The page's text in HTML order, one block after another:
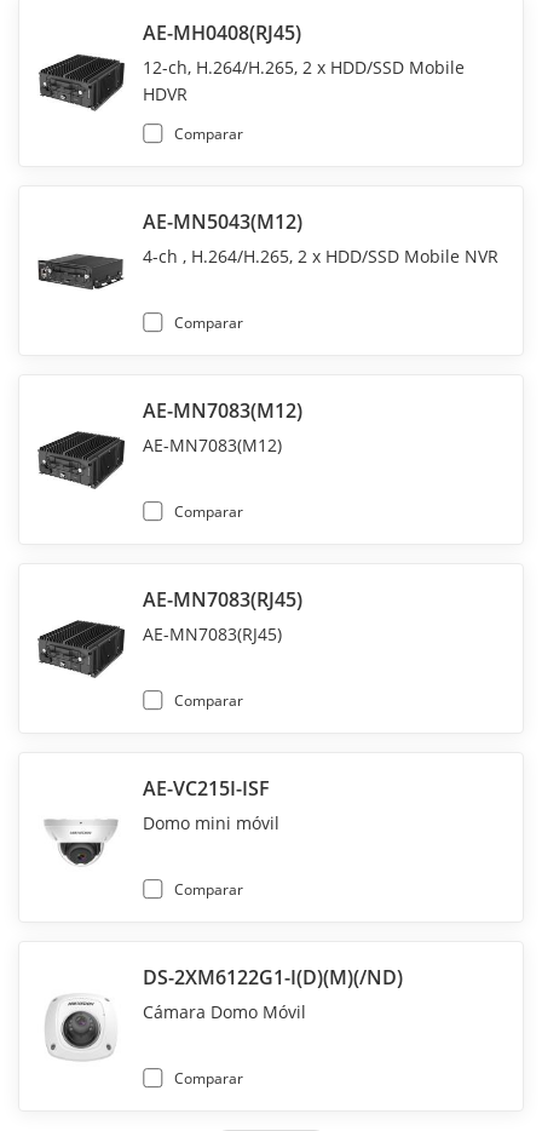
AE-MH0408(RJ45)
12-ch, H.264/H.265, 2 x HDD/SSD Mobile
HDVR
Comparar
AE-MN5043(M12)
4-ch , H.264/H.265, 2 x HDD/SSD Mobile NVR
Comparar
AE-MN7083(M12)
AE-MN7083(M12)
Comparar
AE-MN7083(RJ45)
AE-MN7083(RJ45)
Comparar
AE-VC215I-ISF
Domo mini móvil
Comparar
DS-2XM6122G1-I(D)(M)(/ND)
Cámara Domo Móvil
Comparar